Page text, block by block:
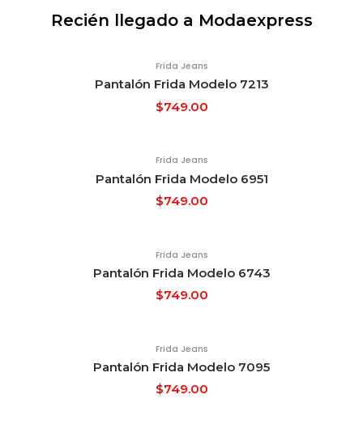
Recién llegado a Modaexpress
Frida Jeans
Pantalón Frida Modelo 7213
$749.00
Frida Jeans
Pantalón Frida Modelo 6951
$749.00
Frida Jeans
Pantalón Frida Modelo 6743
$749.00
Frida Jeans
Pantalón Frida Modelo 7095
$749.00